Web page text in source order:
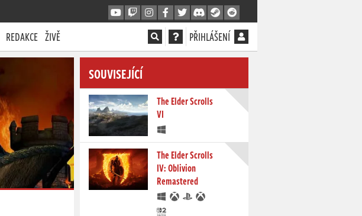
REDAKCE ŽIVĚ PŘIHLÁŠENÍ
SOUVISEJÍCÍ
The Elder Scrolls
VI
The Elder Scrolls
IV: Oblivion
Remastered